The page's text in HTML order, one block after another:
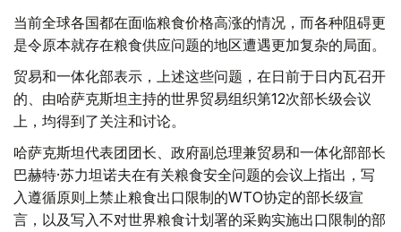
当前全球各国都在面临粮食价格高涨的情况，而各种阻碍更
是令原本就存在粮食供应问题的地区遭遇更加复杂的局面。
贸易和一体化部表示，上述这些问题，在日前于日内瓦召开
的、由哈萨克斯坦主持的世界贸易组织第12次部长级会议
上，均得到了关注和讨论。
哈萨克斯坦代表团团长、政府副总理兼贸易和一体化部部长
巴赫特·苏力坦诺夫在有关粮食安全问题的会议上指出，写
入遵循原则上禁止粮食出口限制的WTO协定的部长级宣
言，以及写入不对世界粮食计划署的采购实施出口限制的部